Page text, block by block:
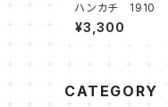
ハンカチ 1910
¥3,300
CATEGORY